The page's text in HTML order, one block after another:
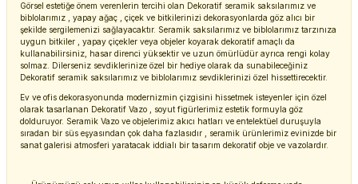
Görsel estetiğe önem verenlerin tercihi olan Dekoratif seramik saksılarımız ve
biblolarımız , yapay ağaç , çiçek ve bitkilerinizi dekorasyonlarda göz alıcı bir
şekilde sergilemenizi sağlayacaktır. Seramik saksılarımız ve biblolarımız tarzınıza
uygun bitkiler , yapay çiçekler veya objeler koyarak dekoratif amaçlı da
kullanabilirsiniz, hasar direnci yüksektir ve uzun ömürlüdür ayrıca rengi kolay
solmaz. Dilerseniz sevdiklerinize özel bir hediye olarak da sunabileceğiniz
Dekoratif seramik saksılarımız ve biblolarımız sevdiklerinizi özel hissettirecektir.
Ev ve ofis dekorasyonunda modernizmin çizgisini hissetmek isteyenler için özel
olarak tasarlanan Dekoratif Vazo , soyut figürlerimiz estetik formuyla göz
dolduruyor. Seramik Vazo ve objelerimiz akıcı hatları ve entelektüel duruşuyla
sıradan bir süs eşyasından çok daha fazlasıdır , seramik ürünlerimiz evinizde bir
sanat galerisi atmosferi yaratacak iddialı bir tasarım dekoratif obje ve vazolardır.